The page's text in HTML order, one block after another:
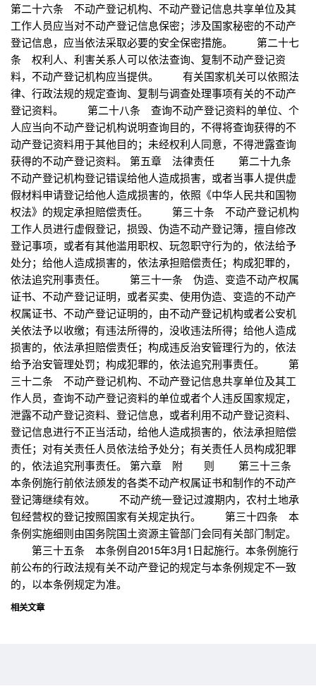
第二十六条 不动产登记机构、不动产登记信息共享单位及其
工作人员应当对不动产登记信息保密；涉及国家秘密的不动产
登记信息，应当依法采取必要的安全保密措施。 第二十七
条 权利人、利害关系人可以依法查询、复制不动产登记资
料，不动产登记机构应当提供。 有关国家机关可以依照法
律、行政法规的规定查询、复制与调查处理事项有关的不动产
登记资料。 第二十八条 查询不动产登记资料的单位、个
人应当向不动产登记机构说明查询目的，不得将查询获得的不
动产登记资料用于其他目的；未经权利人同意，不得泄露查询
获得的不动产登记资料。 第五章 法律责任 第二十九条
不动产登记机构登记错误给他人造成损害，或者当事人提供虚
假材料申请登记给他人造成损害的，依照《中华人民共和国物
权法》的规定承担赔偿责任。 第三十条 不动产登记机构
工作人员进行虚假登记，损毁、伪造不动产登记簿，擅自修改
登记事项，或者有其他滥用职权、玩忽职守行为的，依法给予
处分；给他人造成损害的，依法承担赔偿责任；构成犯罪的，
依法追究刑事责任。 第三十一条 伪造、变造不动产权属
证书、不动产登记证明，或者买卖、使用伪造、变造的不动产
权属证书、不动产登记证明的，由不动产登记机构或者公安机
关依法予以收缴；有违法所得的，没收违法所得；给他人造成
损害的，依法承担赔偿责任；构成违反治安管理行为的，依法
给予治安管理处罚；构成犯罪的，依法追究刑事责任。 第
三十二条 不动产登记机构、不动产登记信息共享单位及其工
作人员，查询不动产登记资料的单位或者个人违反国家规定，
泄露不动产登记资料、登记信息，或者利用不动产登记资料、
登记信息进行不正当活动，给他人造成损害的，依法承担赔偿
责任；对有关责任人员依法给予处分；有关责任人员构成犯罪
的，依法追究刑事责任。 第六章 附 则 第三十三条
本条例施行前依法颁发的各类不动产权属证书和制作的不动产
登记簿继续有效。 不动产统一登记过渡期内，农村土地承
包经营权的登记按照国家有关规定执行。 第三十四条 本
条例实施细则由国务院国土资源主管部门会同有关部门制定。
第三十五条 本条例自2015年3月1日起施行。本条例施行
前公布的行政法规有关不动产登记的规定与本条例规定不一致
的，以本条例规定为准。
相关文章